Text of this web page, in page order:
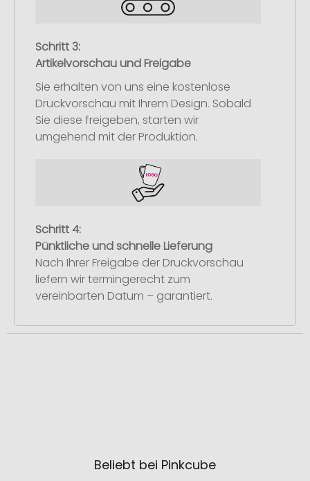
Schritt 3:
Artikelvorschau und Freigabe
Sie erhalten von uns eine kostenlose
Druckvorschau mit Ihrem Design. Sobald
Sie diese freigeben, starten wir
umgehend mit der Produktion.
Schritt 4:
Pünktliche und schnelle Lieferung
Nach Ihrer Freigabe der Druckvorschau
liefern wir termingerecht zum
vereinbarten Datum – garantiert.
Beliebt bei Pinkcube